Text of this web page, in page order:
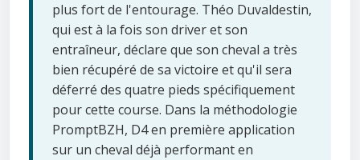
plus fort de l'entourage. Théo Duvaldestin,
qui est à la fois son driver et son
entraîneur, déclare que son cheval a très
bien récupéré de sa victoire et qu'il sera
déferré des quatre pieds spécifiquement
pour cette course. Dans la méthodologie
PromptBZH, D4 en première application
sur un cheval déjà performant en